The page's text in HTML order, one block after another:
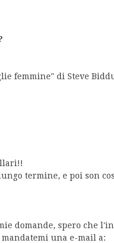
femmine" di Steve
termine, e poi son
domande, spero che
una e-mail a: